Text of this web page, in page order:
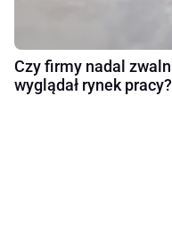
Czy firmy nadal
wyglądał rynek pracy?